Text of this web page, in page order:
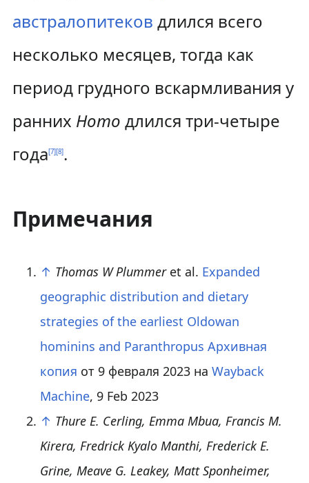
австралопитеков длился всего
несколько месяцев, тогда как
период грудного вскармливания у
ранних Homo длился три-четыре
года[7][8].
Примечания
↑ Thomas W Plummeret al. Expanded
geographic distribution and dietary
strategies of the earliest Oldowan
hominins and Paranthropus Архивная
копия от 9 февраля 2023 на Wayback
Machine, 9 Feb 2023
↑ Thure E. Cerling, Emma Mbua, Francis M.
Kirera, Fredrick Kyalo Manthi, Frederick E.
Grine, Meave G. Leakey, Matt Sponheimer,